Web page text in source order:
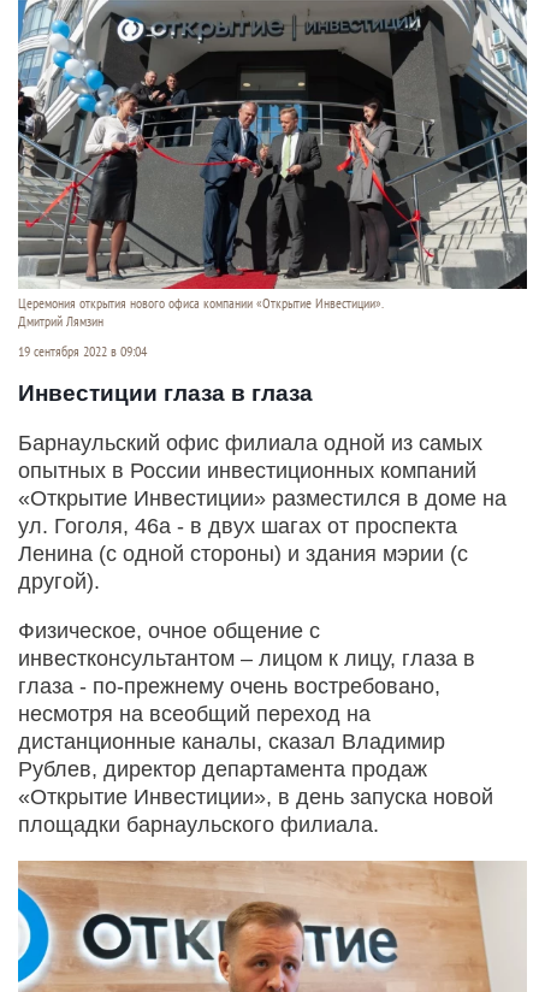
Церемония открытия нового офиса компании «Открытие Инвестиции».
Дмитрий Лямзин
19 сентября 2022 в 09:04
Инвестиции глаза в глаза
Барнаульский офис филиала одной из самых
опытных в России инвестиционных компаний
«Открытие Инвестиции» разместился в доме на
ул. Гоголя, 46а - в двух шагах от проспекта
Ленина (с одной стороны) и здания мэрии (с
другой).
Физическое, очное общение с
инвестконсультантом – лицом к лицу, глаза в
глаза - по-прежнему очень востребовано,
несмотря на всеобщий переход на
дистанционные каналы, сказал Владимир
Рублев, директор департамента продаж
«Открытие Инвестиции», в день запуска новой
площадки барнаульского филиала.